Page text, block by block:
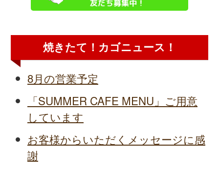
焼きたて！カゴニュース！
8月の営業予定
「SUMMER CAFE MENU」ご用意
しています
お客様からいただくメッセージに感
謝